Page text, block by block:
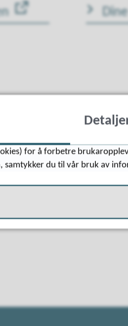
Fann
for å forbetre
samtykker du til vår bruk av